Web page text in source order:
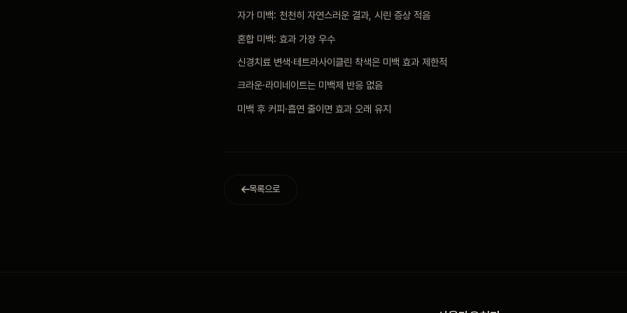
자가 미백: 천천히 자연스러운 결과, 시린 증상 적음
혼합 미백: 효과 가장 우수
신경치료 변색·테트라사이클린 착색은 미백 효과 제한적
크라운·라미네이트는 미백제 반응 없음
미백 후 커피·흡연 줄이면 효과 오래 유지
목록으로